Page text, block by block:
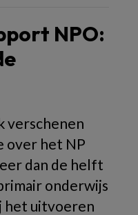
NPO:
verschenen
over het NP
dan de helft
onderwijs
het uitvoeren